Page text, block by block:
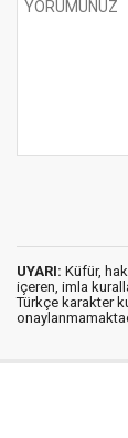
UYARI: Küfür,
içeren, imla
Türkçe karakter